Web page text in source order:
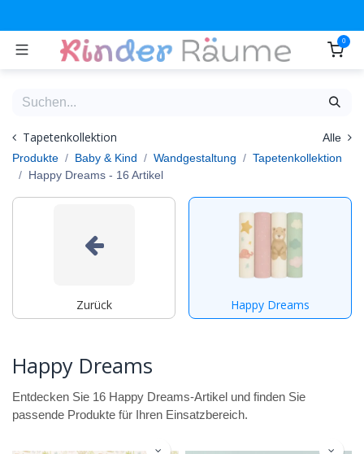
0
Tapetenkollektion
Alle
Produkte
Baby & Kind Wandgestaltung
Tapetenkollektion
Happy Dreams - 16 Artikel
Zurück Happy Dreams
Happy Dreams
Entdecken Sie 16 Happy Dreams-Artikel und finden Sie
passende Produkte für Ihren Einsatzbereich.